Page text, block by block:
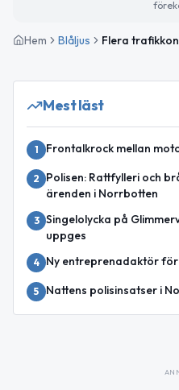
Hem Blåljus
Mest läst
1 Frontalkrock mellan
2
Polisen: Rattfylleri och
ärenden i Norrbotten
3 Singelolycka på
uppges
4 Ny entreprenadaktör
5 Nattens polisinsatser i